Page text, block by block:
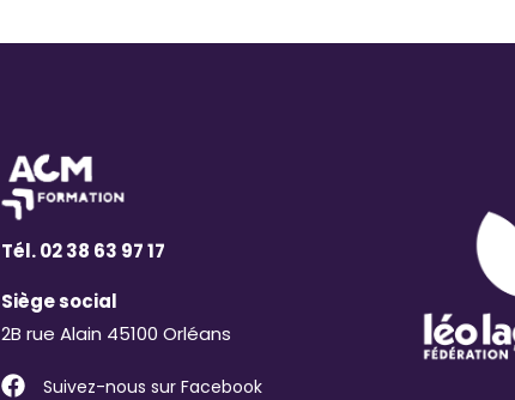
Tél. 02 38 63 97 17
Siège social
2B rue Alain 45100 Orléans
Suivez-nous sur Facebook